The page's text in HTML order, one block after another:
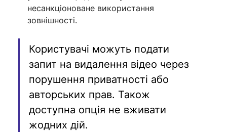
несанкціоноване використання
зовнішності.
Користувачі можуть подати
запит на видалення відео через
порушення приватності або
авторських прав. Також
доступна опція не вживати
жодних дій.